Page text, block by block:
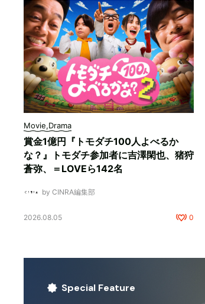
Movie,Drama
賞金1億円『トモダチ100人よべるか
な？』トモダチ参加者に吉澤閑也、猪狩
蒼弥、＝LOVEら142名
by CINRA編集部
2026.08.05 0
Special Feature